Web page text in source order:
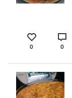
0 0